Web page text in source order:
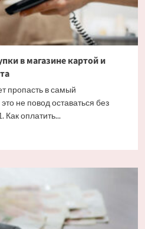
в магазине картой и
пропасть в самый
не повод оставаться без
Как оплатить...